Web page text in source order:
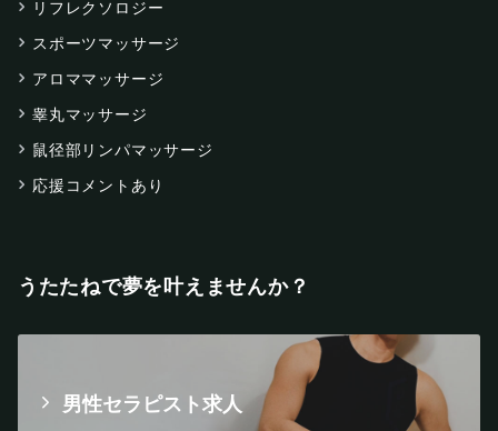
リフレクソロジー
スポーツマッサージ
アロママッサージ
睾丸マッサージ
鼠径部リンパマッサージ
応援コメントあり
うたたねで夢を叶えませんか？
男性セラピスト求人